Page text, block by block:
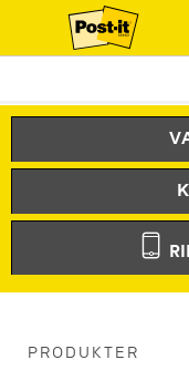
PRODUKTER